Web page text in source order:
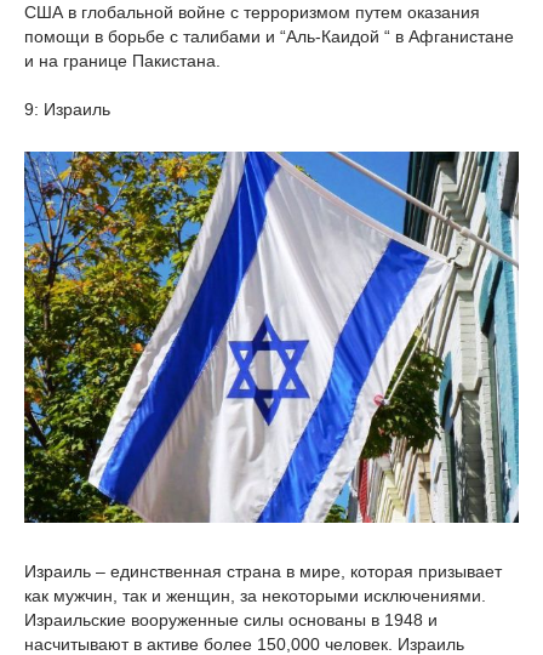
США в глобальной войне с терроризмом путем оказания
помощи в борьбе с талибами и “Аль-Каидой “ в Афганистане
и на границе Пакистана.
9: Израиль
Израиль – единственная страна в мире, которая призывает
как мужчин, так и женщин, за некоторыми исключениями.
Израильские вооруженные силы основаны в 1948 и
насчитывают в активе более 150,000 человек. Израиль